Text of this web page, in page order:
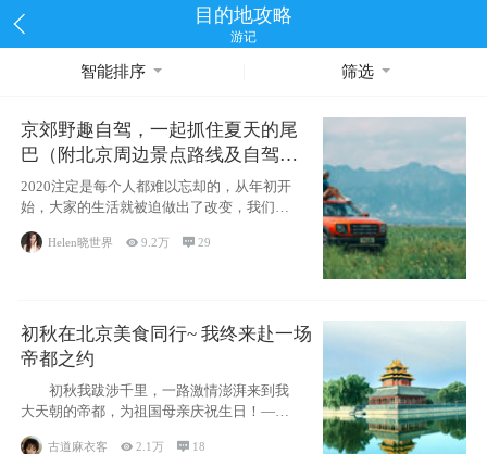
目的地攻略
游记
智能排序 筛选
京郊野趣自驾，一起抓住夏天的尾
巴（附北京周边景点路线及自驾攻
略）
2020注定是每个人都难以忘却的，从年初开
始，大家的生活就被迫做出了改变，我们也
不例外。本来双双辞职是为
Helen晓世界 9.2万 29
初秋在北京美食同行~ 我终来赴一场
帝都之约
初秋我跋涉千里，一路激情澎湃来到我
大天朝的帝都，为祖国母亲庆祝生日！——
古道麻衣客 2.1万  18